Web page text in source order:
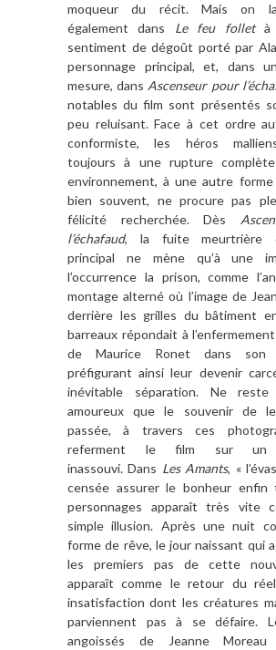
moqueur du récit. Mais on
également dans Le feu folletà
sentiment de dégoût porté par
personnage principal, et, dans
mesure, dansAscenseur pour
notables du film sont présentés
peu reluisant. Face à cet ordre
conformiste, les héros
toujours à une rupture
environnement, à une autre
bien souvent, ne procure pas
félicité recherchée. Dès
l’échafaud, la fuite meurtrière
principal ne mène qu’à une
l’occurrence la prison, comme
montage alterné où l’image de
derrière les grilles du bâtiment
barreaux répondait à
de Maurice Ronet dans son
préfigurant ainsi leur devenir
inévitable séparation. Ne
amoureux que le souvenir de
passée, à travers ces
referment le film sur un
inassouvi. Dans Les Amants, «
censée assurer le bonheur enfin
personnages apparaît très vite
simple illusion. Après une nuit
forme de rêve, le jour naissant qui
les premiers pas de cette
apparaît comme le retour du
insatisfaction dont les créatures
parviennent pas à se défaire.
angoissés de Jeanne